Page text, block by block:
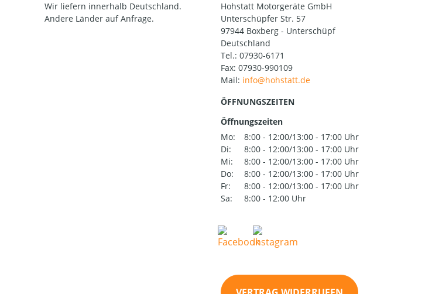
Wir liefern innerhalb Deutschland.
Andere Länder auf Anfrage.
Hohstatt Motorgeräte GmbH
Unterschüpfer Str. 57
97944 Boxberg - Unterschüpf
Deutschland
Tel.: 07930-6171
Fax: 07930-990109
Mail:
ÖFFNUNGSZEITEN
Öffnungszeiten
Mo:
8:00 - 12:00/13:00 - 17:00 Uhr
Di:
8:00 - 12:00/13:00 - 17:00 Uhr
Mi:
8:00 - 12:00/13:00 - 17:00 Uhr
Do:
8:00 - 12:00/13:00 - 17:00 Uhr
Fr:
8:00 - 12:00/13:00 - 17:00 Uhr
Sa:
8:00 - 12:00 Uhr